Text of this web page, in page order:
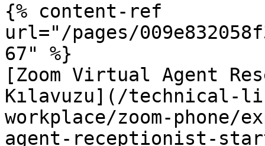
{% content-ref
url="/pages/
67" %}
[Zoom Virtual Agent
Kılavuzu](/technical-
workplace/zoom-
agent-receptionist-